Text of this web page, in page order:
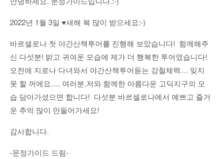
2022년 1월 3일 ♥새해 복 많이 받으세요:-)
바르셀로나 첫 야간산책투어를 진행해 보았습니다! 함께해주
신 다섯분! 밝고 귀여운 모습에 제가 더 행복한 투어였습니다!
오전에 지로나 다녀와서 야간산책투어듣는 강철체력… 잊지
못 할 꺼에요…. 여러분,저와 함께한 아름다운 고딕지구의 모
습 담아가셨으면 합니다! 다섯분 바르셀로나에서 예쁘고 즐거
운 추억 많이 만들어가세요!
감사합니다.
-문정가이드 드림-